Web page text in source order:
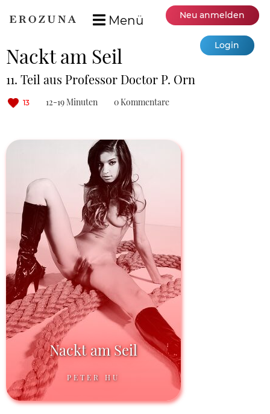
Menü Neu anmelden
Login
Nackt am Seil
11. Teil aus Professor Doctor P. Orn
13 12-19 Minuten 0 Kommentare
Nackt am Seil
PETER HU